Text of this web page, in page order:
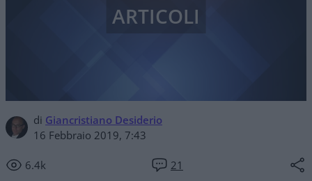
di Giancristiano Desiderio
16 Febbraio 2019, 7:43
6.4k 21
ARTICOLI